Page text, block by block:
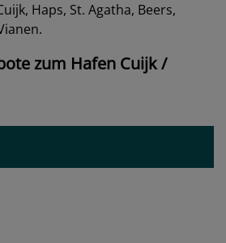
Haps, St. Agatha, Beers,
zum Hafen Cuijk /